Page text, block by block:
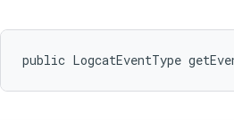
public LogcatEventType